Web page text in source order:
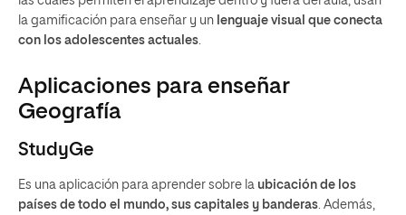
la gamificación para enseñar y un lenguaje visual que conecta
con los adolescentes actuales
Aplicaciones para enseñar
Geografía
StudyGe
Es una aplicación para aprender sobre la ubicación de los
países de todo el mundo, sus capitales y banderas . Además,